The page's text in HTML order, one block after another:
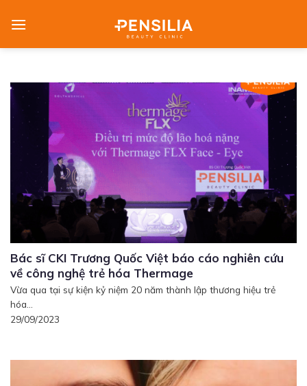
Bác sĩ CKI Trương Quốc Việt báo cáo nghiên cứu
về công nghệ trẻ hóa Thermage
Vừa qua tại sự kiện kỷ niệm 20 năm thành lập thương hiệu trẻ
hóa...
29/09/2023